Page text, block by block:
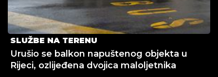
SLUŽBE NA TERENU
Urušio se balkon napuštenog objekta u
Rijeci, ozlijeđena dvojica maloljetnika